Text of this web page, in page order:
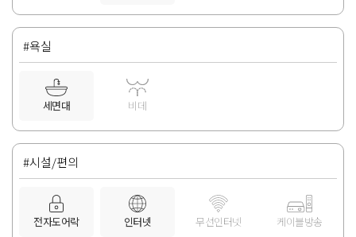
#욕실
세면대 비데
#시설/편의
전자도어락 인터넷 무선인터넷 케이블방송